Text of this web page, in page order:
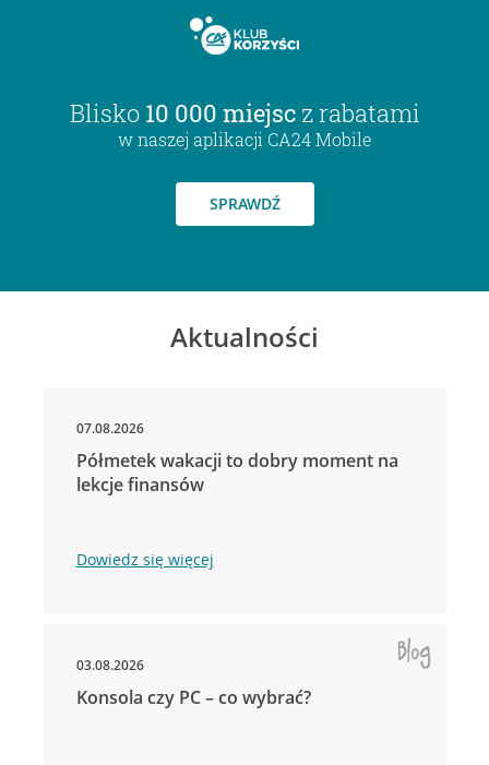
Blisko 10 000 miejsc z rabatami
w naszej aplikacji CA24 Mobile
SPRAWDŹ
Aktualności
07.08.2026
Półmetek wakacji to dobry moment na
lekcje finansów
Dowiedz się więcej
03.08.2026
Konsola czy PC – co wybrać?